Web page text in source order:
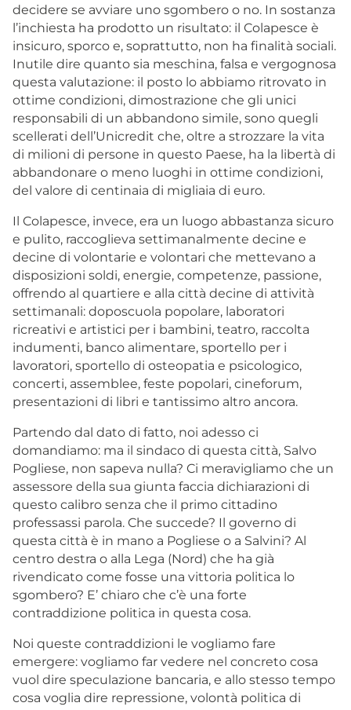
decidere se avviare uno sgombero o no. In sostanza
l’inchiesta ha prodotto un risultato: il Colapesce è
insicuro, sporco e, soprattutto, non ha finalità sociali.
Inutile dire quanto sia meschina, falsa e vergognosa
questa valutazione: il posto lo abbiamo ritrovato in
ottime condizioni, dimostrazione che gli unici
responsabili di un abbandono simile, sono quegli
scellerati dell’Unicredit che, oltre a strozzare la vita
di milioni di persone in questo Paese, ha la libertà di
abbandonare o meno luoghi in ottime condizioni,
del valore di centinaia di migliaia di euro.
Il Colapesce, invece, era un luogo abbastanza sicuro
e pulito, raccoglieva settimanalmente decine e
decine di volontarie e volontari che mettevano a
disposizioni soldi, energie, competenze, passione,
offrendo al quartiere e alla città decine di attività
settimanali: doposcuola popolare, laboratori
ricreativi e artistici per i bambini, teatro, raccolta
indumenti, banco alimentare, sportello per i
lavoratori, sportello di osteopatia e psicologico,
concerti, assemblee, feste popolari, cineforum,
presentazioni di libri e tantissimo altro ancora.
Partendo dal dato di fatto, noi adesso ci
domandiamo: ma il sindaco di questa città, Salvo
Pogliese, non sapeva nulla? Ci meravigliamo che un
assessore della sua giunta faccia dichiarazioni di
questo calibro senza che il primo cittadino
professassi parola. Che succede? Il governo di
questa città è in mano a Pogliese o a Salvini? Al
centro destra o alla Lega (Nord) che ha già
rivendicato come fosse una vittoria politica lo
sgombero? E’ chiaro che c’è una forte
contraddizione politica in questa cosa.
Noi queste contraddizioni le vogliamo fare
emergere: vogliamo far vedere nel concreto cosa
vuol dire speculazione bancaria, e allo stesso tempo
cosa voglia dire repressione, volontà politica di